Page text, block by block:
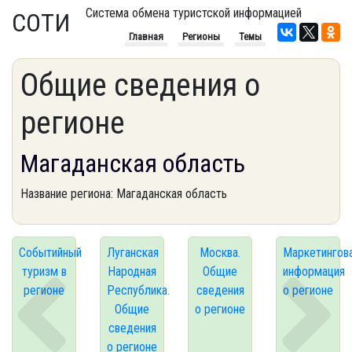
СОТИ Система обмена туристской информацией
Главная Регионы Темы
Общие сведения о
регионе
Магаданская область
Название региона: Магаданская область
Событийный
туризм в
регионе
Луганская
Народная
Республика.
Общие
сведения
о регионе
Москва.
Общие
сведения
о регионе
информация
о регионе